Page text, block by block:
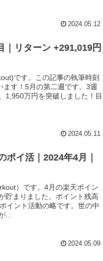
2024.05.12
｜リターン +291,019円
です。この記事の執筆時刻
す！5月の第二週です。3週
1,950万円を突破しました！目
2024.05.11
ポイ活｜2024年4月｜
）です。4月の楽天ポイン
貯まりました。ポイント残高
イント活動の略です。世の中
...
2024.05.09